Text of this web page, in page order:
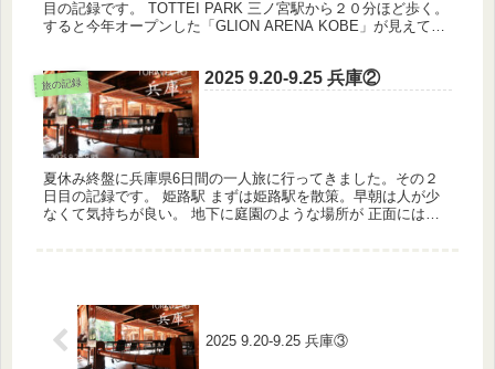
目の記録です。 TOTTEI PARK 三ノ宮駅から２０分ほど歩く。
すると今年オープンした「GLION ARENA KOBE」が見えてく
旅の記録 2025 9.20-9.25 兵庫②
夏休み終盤に兵庫県6日間の一人旅に行ってきました。その２
日目の記録です。 姫路駅 まずは姫路駅を散策。早朝は人が少
なくて気持ちが良い。 地下に庭園のような場所が 正面には姫
2025 9.20-9.25 兵庫③